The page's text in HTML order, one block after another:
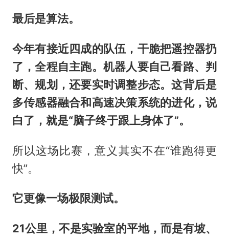
最后是算法。
今年有接近四成的队伍，干脆把遥控器扔
了，全程自主跑。机器人要自己看路、判
断、规划，还要实时调整步态。这背后是
多传感器融合和高速决策系统的进化，说
白了，就是“脑子终于跟上身体了”。
所以这场比赛，意义其实不在“谁跑得更
快”。
它更像一场极限测试。
21公里，不是实验室的平地，而是有坡、